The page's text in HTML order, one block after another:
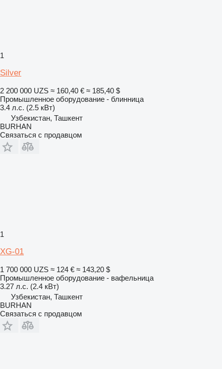
1
Silver
2 200 000 UZS ≈ 160,40 € ≈ 185,40 $
Промышленное оборудование - блинница
3.4 л.с. (2.5 кВт)
Узбекистан, Ташкент
BURHAN
Связаться с продавцом
1
XG-01
1 700 000 UZS ≈ 124 € ≈ 143,20 $
Промышленное оборудование - вафельница
3.27 л.с. (2.4 кВт)
Узбекистан, Ташкент
BURHAN
Связаться с продавцом